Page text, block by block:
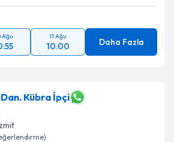
Ağu 11 Ağu
10:00 Daha Fazla
Kübra İpçi